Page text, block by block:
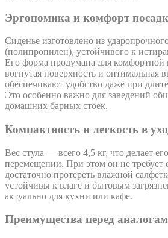
Эргономика и комфорт
Сиденье изготовлено из
(полипропилен), устойчивого к
Его форма продумана для комфортной
вогнутая поверхность и оптимальная
обеспечивают удобство даже при
Это особенно важно для заведений
домашних барных стоек.
Компактность и легкость в
Вес стула — всего 4,5 кг, что делает
перемещении. При этом он не требует
достаточно протереть влажной
устойчивы к влаге и бытовым
актуально для кухни или кафе.
Преимущества перед